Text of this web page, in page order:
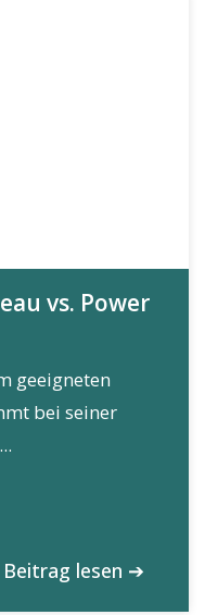
vs. Power
geeigneten
bei seiner
Beitrag lesen ➔